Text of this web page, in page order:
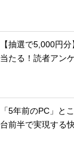
【抽選で5,000円
当たる！読者アン
「5年前のPC」と
台前半で実現する